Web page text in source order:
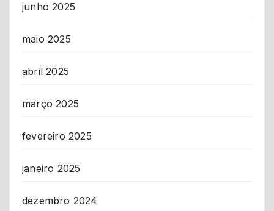
junho 2025
maio 2025
abril 2025
março 2025
fevereiro 2025
janeiro 2025
dezembro 2024